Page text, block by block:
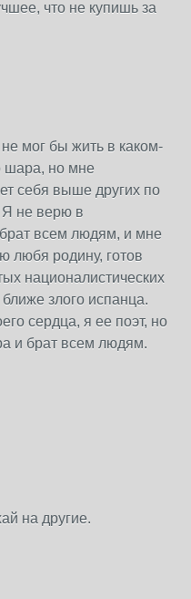
что не купишь за
мог бы жить в каком-
шара, но мне
себя выше других по
Я не верю в
всем людям, и мне
любя родину, готов
националистических
злого испанца.
сердца, я ее поэт, но
и брат всем людям.
на другие.